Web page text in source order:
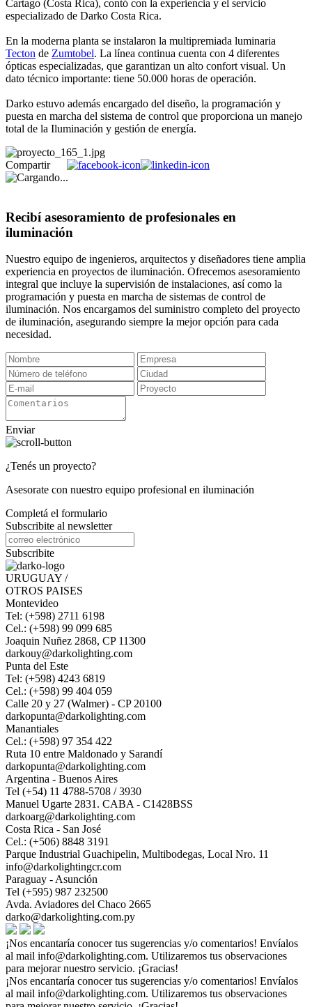
Cartago (Costa Rica), contó con la experiencia y el servicio
especializado de Darko Costa Rica.
En la moderna planta se instalaron la multipremiada luminaria
Tecton de Zumtobel. La línea continua cuenta con 4 diferentes
ópticas especializadas, que garantizan un alto confort visual. Un
dato técnico importante: tiene 50.000 horas de operación.
Darko estuvo además encargado del diseño, la programación y
puesta en marcha del sistema de control que proporciona un manejo
total de la Iluminación y gestión de energía.
Compartir
Recibí asesoramiento de profesionales en
iluminación
Nuestro equipo de ingenieros, arquitectos y diseñadores tiene amplia
experiencia en proyectos de iluminación. Ofrecemos asesoramiento
integral que incluye la supervisión de instalaciones, así como la
programación y puesta en marcha de sistemas de control de
iluminación. Nos encargamos del suministro completo del proyecto
de iluminación, asegurando siempre la mejor opción para cada
necesidad.
Enviar
¿Tenés un proyecto?
Asesorate con nuestro equipo profesional en iluminación
Completá el formulario
Subscribite al newsletter
Subscribite
URUGUAY /
OTROS PAISES
Montevideo
Tel: (+598) 2711 6198
Cel.: (+598) 99 099 685
Joaquin Nuñez 2868, CP 11300
darkouy@darkolighting.com
Punta del Este
Tel: (+598) 4243 6819
Cel.: (+598) 99 404 059
Calle 20 y 27 (Walmer) - CP 20100
darkopunta@darkolighting.com
Manantiales
Cel.: (+598) 97 354 422
Ruta 10 entre Maldonado y Sarandí
darkopunta@darkolighting.com
Argentina - Buenos Aires
Tel (+54) 11 4788-5708 / 3930
Manuel Ugarte 2831. CABA - C1428BSS
darkoarg@darkolighting.com
Costa Rica - San José
Cel.: (+506) 8848 3191
Parque Industrial Guachipelin, Multibodegas, Local Nro. 11
info@darkolightingcr.com
Paraguay - Asunción
Tel (+595) 987 232500
Avda. Aviadores del Chaco 2665
darko@darkolighting.com.py
¡Nos encantaría conocer tus sugerencias y/o comentarios! Envíalos
al mail info@darkolighting.com. Utilizaremos tus observaciones
para mejorar nuestro servicio. ¡Gracias!
¡Nos encantaría conocer tus sugerencias y/o comentarios! Envíalos
al mail info@darkolighting.com. Utilizaremos tus observaciones